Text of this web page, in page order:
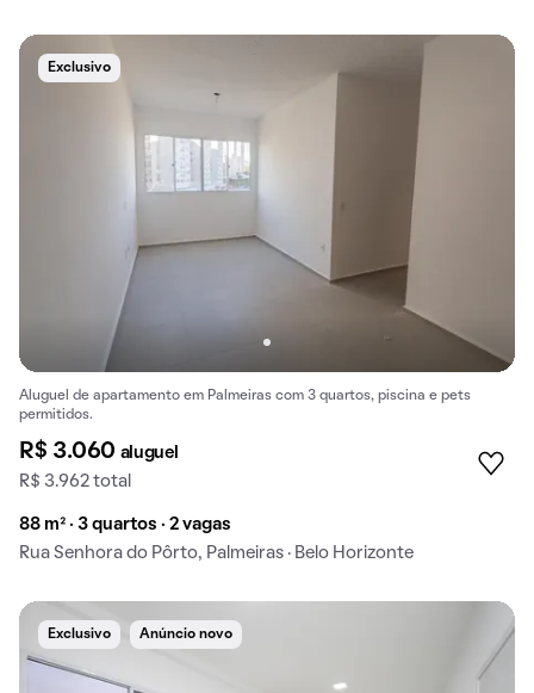
Exclusivo
Aluguel de apartamento em Palmeiras com 3 quartos, piscina e pets
permitidos.
R$ 3.060 aluguel
R$ 3.962 total
88 m² · 3 quartos · 2 vagas
Rua Senhora do Pôrto, Palmeiras · Belo Horizonte
Exclusivo Anúncio novo